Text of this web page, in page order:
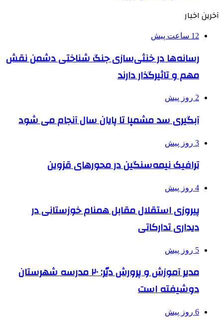
آخرین اخبار
12 ساعت پیش
رسانه‌ها در خنثی‌سازی جنگ شناختی دشمن نقش‌
مهم و تاثیرگذار دارند
2 روز پیش
آبگیری سد مشمپا تا پایان سال آنجام می شود
3 روز پیش
ترافیک نیمه‌سنگین در محورهای قزوین
4 روز پیش
پیروزی استقلال مقابل همنام خوزستانی در
دیداری تدارکاتی
5 روز پیش
مدیر آموزش و پرورش دیّر: ۲۰ مدرسه شهرستان
دوشیفته است
6 روز پیش